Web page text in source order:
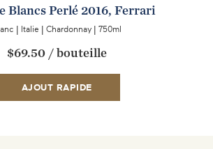
Blancs Perlé 2016, Ferrari
Italie Chardonnay 750ml
$69.50 / bouteille
AJOUT RAPIDE